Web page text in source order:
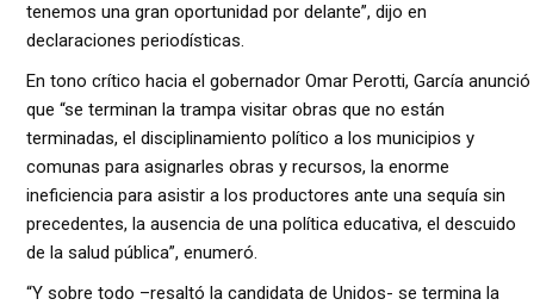
tenemos una gran oportunidad por delante”, dijo en
declaraciones periodísticas.
En tono crítico hacia el gobernador Omar Perotti, García anunció
que “se terminan la trampa visitar obras que no están
terminadas, el disciplinamiento político a los municipios y
comunas para asignarles obras y recursos, la enorme
ineficiencia para asistir a los productores ante una sequía sin
precedentes, la ausencia de una política educativa, el descuido
de la salud pública”, enumeró.
“Y sobre todo –resaltó la candidata de Unidos- se termina la